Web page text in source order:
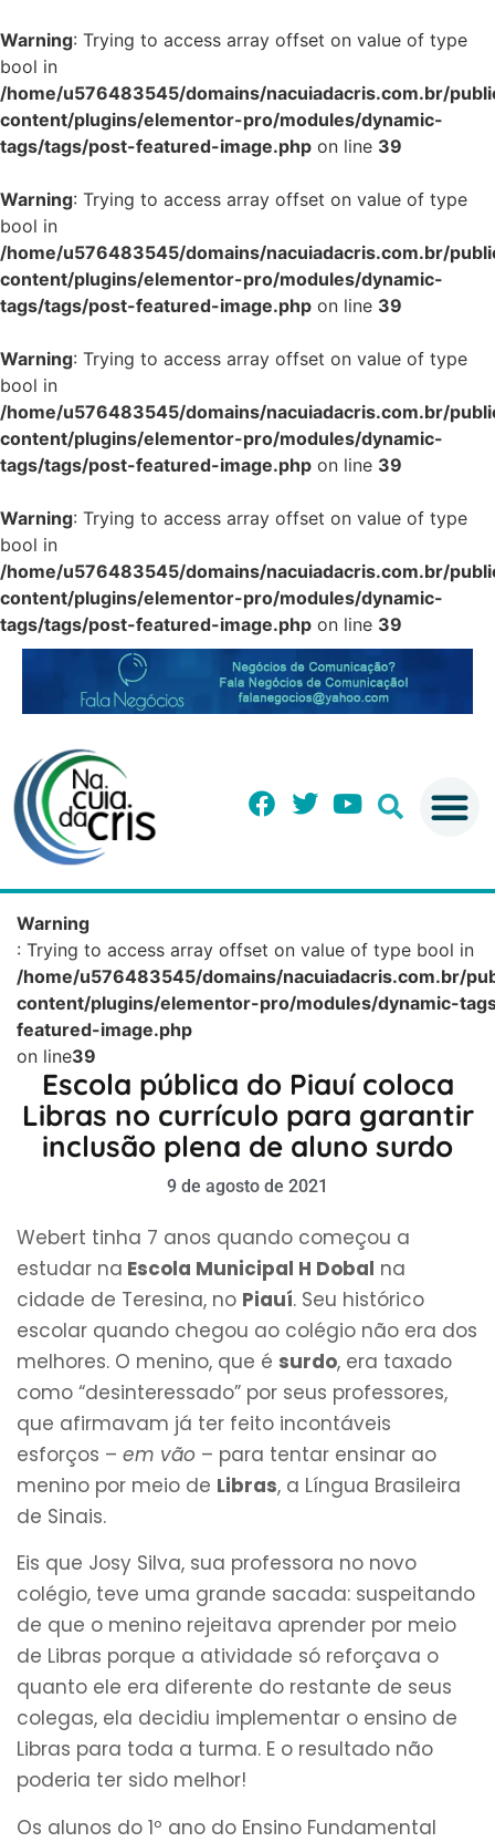
Warning: Trying to access array offset on value of type
bool in
/home/u576483545/domains/nacuiadacris.com.br/
content/plugins/elementor-pro/modules/dynamic-
tags/tags/post-featured-image.php on line 39
Warning: Trying to access array offset on value of type
bool in
/home/u576483545/domains/nacuiadacris.com.br/
content/plugins/elementor-pro/modules/dynamic-
tags/tags/post-featured-image.php on line 39
Warning: Trying to access array offset on value of type
bool in
/home/u576483545/domains/nacuiadacris.com.br/
content/plugins/elementor-pro/modules/dynamic-
tags/tags/post-featured-image.php on line 39
Warning: Trying to access array offset on value of type
bool in
/home/u576483545/domains/nacuiadacris.com.br/
content/plugins/elementor-pro/modules/dynamic-
tags/tags/post-featured-image.php on line 39
Warning
: Trying to access array offset on value of type bool in
/home/u576483545/domains/nacuiadacris.com.br/
content/plugins/elementor-pro/modules/dynamic-
featured-image.php
on line39
Escola pública do Piauí coloca
Libras no currículo para garantir
inclusão plena de aluno surdo
9 de agosto de 2021
Webert tinha 7 anos quando começou a
estudar na Escola Municipal H Dobal na
cidade de Teresina, no Piauí. Seu histórico
escolar quando chegou ao colégio não era dos
melhores. O menino, que é surdo, era taxado
como “desinteressado” por seus professores,
que afirmavam já ter feito incontáveis
esforços – em vão – para tentar ensinar ao
menino por meio de Libras, a Língua Brasileira
de Sinais.
Eis que Josy Silva, sua professora no novo
colégio, teve uma grande sacada: suspeitando
de que o menino rejeitava aprender por meio
de Libras porque a atividade só reforçava o
quanto ele era diferente do restante de seus
colegas, ela decidiu implementar o ensino de
Libras para toda a turma. E o resultado não
poderia ter sido melhor!
Os alunos do 1º ano do Ensino Fundamental